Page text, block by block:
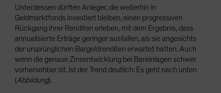
Unterdessen dürften Anleger, die weiterhin in
Geldmarktfonds investiert bleiben, einen progressiven
Rückgang ihrer Renditen erleben, mit dem Ergebnis, dass
annualisierte Erträge geringer ausfallen, als sie angesichts
der ursprünglichen Bargeldrenditen erwartet hatten. Auch
wenn die genaue Zinsentwicklung bei Bareinlagen schwer
vorhersehbar ist, ist der Trend deutlich: Es geht nach unten
(Abbildung).